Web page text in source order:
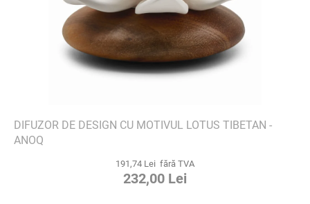
DIFUZOR DE DESIGN CU MOTIVUL LOTUS TIBETAN -
ANOQ
191,74 Lei fără TVA
232,00 Lei